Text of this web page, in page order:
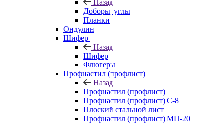
Назад
Доборы, углы
Планки
Ондулин
Шифер
Назад
Шифер
Флюгеры
Профнастил (профлист)
Назад
Профнастил (профлист)
Профнастил (профлист) С-8
Плоский стальной лист
Профнастил (профлист) МП-20